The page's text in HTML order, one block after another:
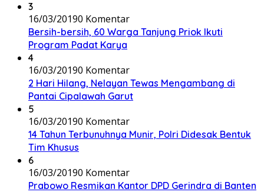
3
16/03/20190 Komentar
Bersih-bersih, 60 Warga Tanjung Priok Ikuti
Program Padat Karya
4
16/03/20190 Komentar
2 Hari Hilang, Nelayan Tewas Mengambang di
Pantai Cipalawah Garut
5
16/03/20190 Komentar
14 Tahun Terbunuhnya Munir, Polri Didesak Bentuk
Tim Khusus
6
16/03/20190 Komentar
Prabowo Resmikan Kantor DPD Gerindra di Banten